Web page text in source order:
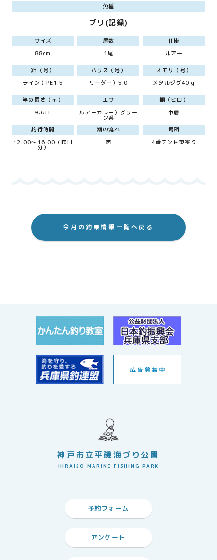
魚種
ブリ(記録)
サイズ
88cm
尾数
1尾
仕掛
ルアー
針（号）
ライン）PE1.5
ハリス（号）
リーダー）5.0
オモリ（号）
メタルジグ40ｇ
竿の長さ（ｍ）
9.6ft
エサ
ルアーカラー）グリー
ン系
棚（ヒロ）
中層
釣行時間
12:00～16:00（昨日
分）
潮の流れ
西
場所
4番テント東寄り
今月の釣果情報一覧へ戻る
神戸市立平磯海づり公園
HIRAISO MARINE FISHING PARK
予約フォーム
アンケート